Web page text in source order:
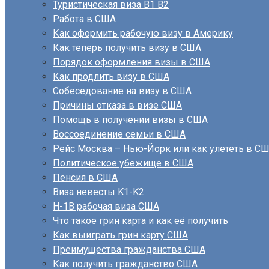
Туристическая виза B1 B2
Работа в США
Как оформить рабочую визу в Америку
Как теперь получить визу в США
Порядок оформления визы в США
Как продлить визу в США
Собеседование на визу в США
Причины отказа в визе США
Помощь в получении визы в США
Воссоединение семьи в США
Рейс Москва – Нью-Йорк или как улететь в
Политическое убежище в США
Пенсия в США
Виза невесты K1-K2
H-1B рабочая виза США
Что такое грин карта и как её получить
Как выиграть грин карту США
Преимущества гражданства США
Как получить гражданство США